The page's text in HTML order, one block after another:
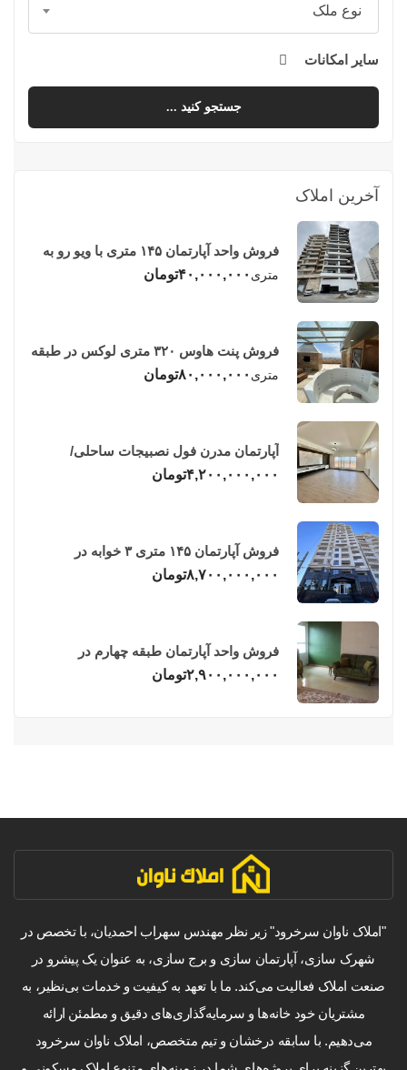
نوع ملک
سایر امکانات
جستجو کنید ...
آخرین املاک
فروش واحد آپارتمان ۱۴۵ متری با ویو رو به
دریا در فریدونکنار
متری ۴۰,۰۰۰,۰۰۰تومان
فروش پنت هاوس ۳۲۰ متری لوکس در طبقه
چهاردهم فریدونکنار
متری ۸۰,۰۰۰,۰۰۰تومان
آپارتمان مدرن فول نصبیجات ساحلی/
فریدونکنار
۴,۲۰۰,۰۰۰,۰۰۰تومان
فروش آپارتمان ۱۴۵ متری ۳ خوابه در
فریدونکنار
۸,۷۰۰,۰۰۰,۰۰۰تومان
فروش واحد آپارتمان طبقه چهارم در
فریدونکنار
۲,۹۰۰,۰۰۰,۰۰۰تومان
"املاک ناوان سرخرود" زیر نظر مهندس سهراب احمدیان، با تخصص در
شهرک سازی، آپارتمان سازی و برج سازی، به عنوان یک پیشرو در
صنعت املاک فعالیت می‌کند. ما با تعهد به کیفیت و خدمات بی‌نظیر، به
مشتریان خود خانه‌ها و سرمایه‌گذاری‌های دقیق و مطمئن ارائه
می‌دهیم. با سابقه درخشان و تیم متخصص، املاک ناوان سرخرود